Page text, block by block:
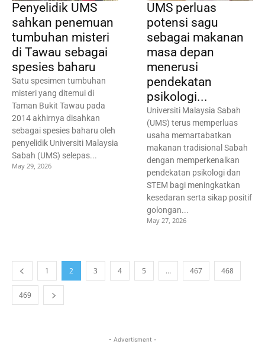
Penyelidik UMS
sahkan penemuan
tumbuhan misteri
di Tawau sebagai
spesies baharu
Satu spesimen tumbuhan
misteri yang ditemui di
Taman Bukit Tawau pada
2014 akhirnya disahkan
sebagai spesies baharu oleh
penyelidik Universiti Malaysia
Sabah (UMS) selepas...
May 29, 2026
UMS perluas
potensi sagu
sebagai makanan
masa depan
menerusi
pendekatan
psikologi...
Universiti Malaysia Sabah
(UMS) terus memperluas
usaha memartabatkan
makanan tradisional Sabah
dengan memperkenalkan
pendekatan psikologi dan
STEM bagi meningkatkan
kesedaran serta sikap positif
golongan...
May 27, 2026
1 2 3 4 5 … 467 468
469
- Advertisment -